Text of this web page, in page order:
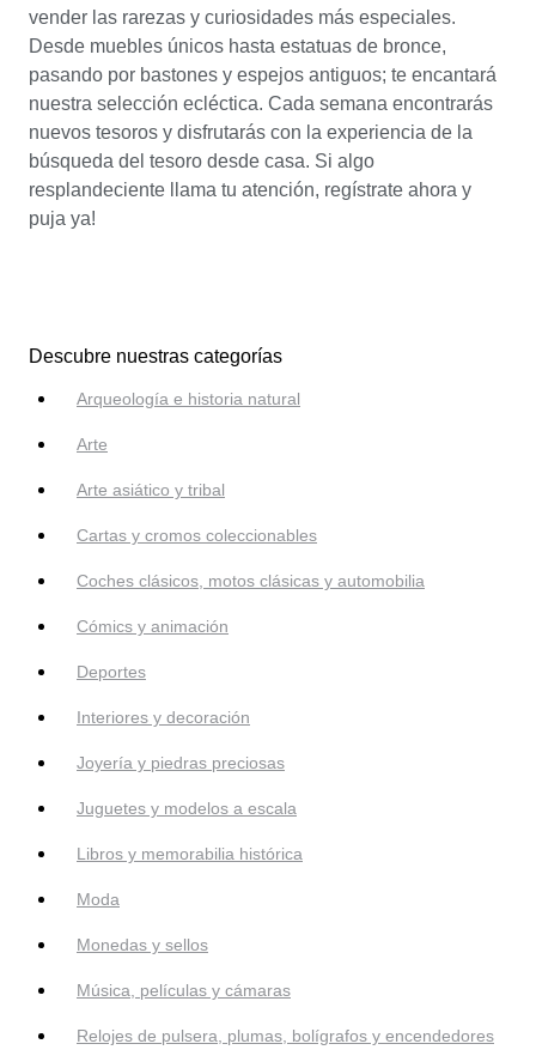
vender las rarezas y curiosidades más especiales.
Desde muebles únicos hasta estatuas de bronce,
pasando por bastones y espejos antiguos; te encantará
nuestra selección ecléctica. Cada semana encontrarás
nuevos tesoros y disfrutarás con la experiencia de la
búsqueda del tesoro desde casa. Si algo
resplandeciente llama tu atención, regístrate ahora y
puja ya!
Descubre nuestras categorías
Arqueología e historia natural
Arte
Arte asiático y tribal
Cartas y cromos coleccionables
Coches clásicos, motos clásicas y automobilia
Cómics y animación
Deportes
Interiores y decoración
Joyería y piedras preciosas
Juguetes y modelos a escala
Libros y memorabilia histórica
Moda
Monedas y sellos
Música, películas y cámaras
Relojes de pulsera, plumas, bolígrafos y encendedores